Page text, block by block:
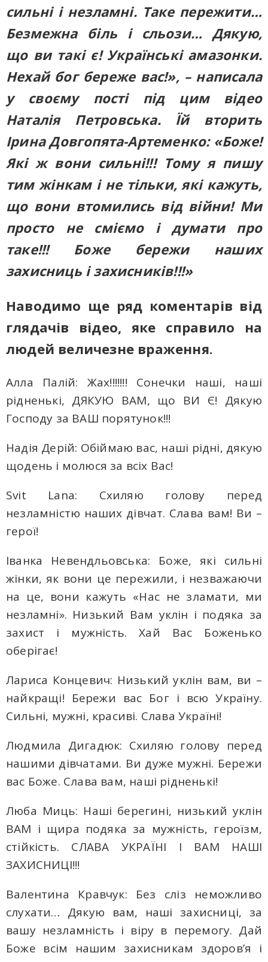
сильні і незламні. Таке пережити…
Безмежна біль і сльози… Дякую,
що ви такі є! Українські амазонки.
Нехай бог береже вас!», – написала
у своєму пості під цим відео
Наталія Петровська. Їй вторить
Ірина Довгопята-Артеменко: «Боже!
Які ж вони сильні!!! Тому я пишу
тим жінкам і не тільки, які кажуть,
що вони втомились від війни! Ми
просто не сміємо і думати про
таке!!! Боже бережи наших
захисниць і захисників!!!»
Наводимо ще ряд коментарів від
глядачів відео, яке справило на
людей величезне враження.
Алла Палій: Жах!!!!!!! Сонечки наші, наші
рідненькі, ДЯКУЮ ВАМ, що ВИ Є! Дякую
Господу за ВАШ порятунок!!!
Надія Дерій: Обіймаю вас, наші рідні, дякую
щодень і молюся за всіх Вас!
Svit Lana: Схиляю голову перед
незламністю наших дівчат. Слава вам! Ви –
герої!
Іванка Невендльовська: Боже, які сильні
жінки, як вони це пережили, і незважаючи
на це, вони кажуть «Нас не зламати, ми
незламні». Низький Вам уклін і подяка за
захист і мужність. Хай Вас Боженько
оберігає!
Лариса Концевич: Низький уклін вам, ви –
найкращі! Бережи вас Бог і всю Україну.
Сильні, мужні, красиві. Слава Україні!
Людмила Дигадюк: Схиляю голову перед
нашими дівчатами. Ви дуже мужні. Бережи
вас Боже. Слава вам, наші рідненькі!
Люба Миць: Наші берегині, низький уклін
ВАМ і щира подяка за мужність, героїзм,
стійкість. СЛАВА УКРАЇНІ І ВАМ НАШІ
ЗАХИСНИЦІ!!!
Валентина Кравчук: Без сліз неможливо
слухати… Дякую вам, наші захисниці, за
вашу незламність і віру в перемогу. Дай
Боже всім нашим захисникам здоров’я і